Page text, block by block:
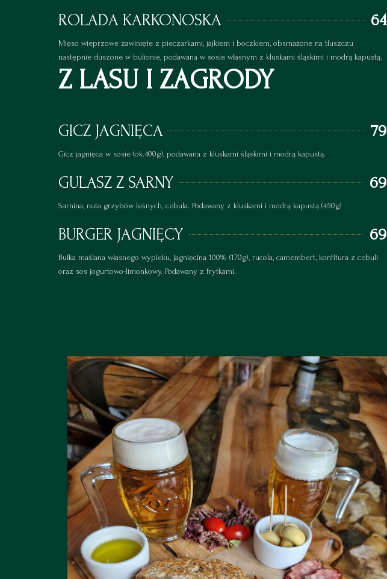
ROLADA KARKONOSKA 64
Mięso wieprzowe zawinięte z pieczarkami, jajkiem i boczkiem, obsmażone na tłuszczu
następnie duszone w bulionie, podawana w sosie własnym z kluskami śląskimi i modrą kapustą.
Z LASU I ZAGRODY
GICZ JAGNIĘCA 79
Gicz jagnięca w sosie (ok.400g), podawana z kluskami śląskimi i modrą kapustą.
GULASZ Z SARNY 69
Sarnina, nuta grzybów leśnych, cebula. Podawany z kluskami i modrą kapustą (450g)
BURGER JAGNIĘCY 69
Bułka maślana własnego wypieku, jagnięcina 100% (170g), rucola, camembert, konfitura z cebuli
oraz sos jogurtowo-limonkowy. Podawany z frytkami.